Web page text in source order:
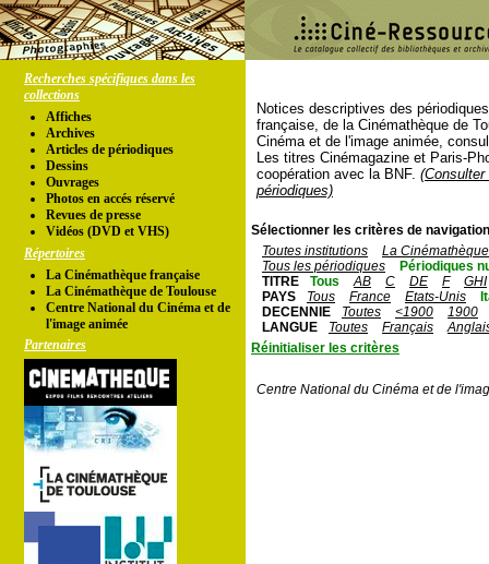
Recherches spécifiques dans les
collections
Affiches
Archives
Articles de périodiques
Dessins
Ouvrages
Photos en accés réservé
Revues de presse
Vidéos (DVD et VHS)
Répertoires
La Cinémathèque française
La Cinémathèque de Toulouse
Centre National du Cinéma et de
l'image animée
Partenaires
Notices descriptives des
française, de la Cinémathèque de
Cinéma et de l'image animée,
Les titres Cinémagazine et Paris-
coopération avec la BNF.
périodiques)
Sélectionner les critères de
Toutes institutions
La
Tous les périodiques
Périodiques
TITRE
Tous AB C DE F
GHI
PAYS
Tous France Etats-Unis
DECENNIE
Toutes <1900
1900
LANGUE
Toutes Français
Réinitialiser les critères
Centre National du Cinéma et de